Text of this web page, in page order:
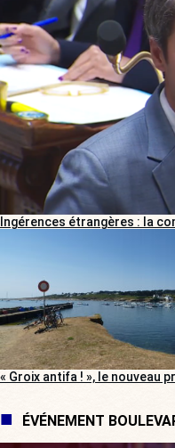
Ingérences étrangères : la
« Groix antifa ! », le nouveau
ÉVÉNEMENT